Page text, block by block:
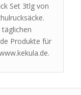
Set 3tlg von
Produkte für